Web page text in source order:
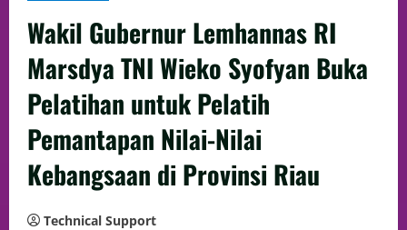
Wakil Gubernur Lemhannas RI
Marsdya TNI Wieko Syofyan Buka
Pelatihan untuk Pelatih
Pemantapan Nilai-Nilai
Kebangsaan di Provinsi Riau
Technical Support